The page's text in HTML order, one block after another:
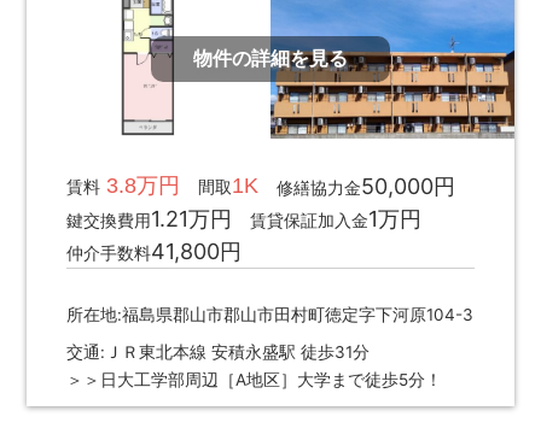
物件の詳細を見る
賃料3.8万円 間取1K 修繕協力金50,000円
鍵交換費用1.21万円 賃貸保証加入金1万円
仲介手数料41,800円
所在地:福島県郡山市郡山市田村町徳定字下河原104-3
交通:ＪＲ東北本線 安積永盛駅 徒歩31分
＞＞日大工学部周辺［A地区］大学まで徒歩5分！